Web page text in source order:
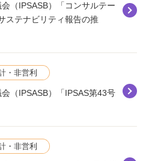
（IPSASB）「コンサルテー
ステナビリティ報告の推
・非営利
（IPSASB）「IPSAS第43号
・非営利